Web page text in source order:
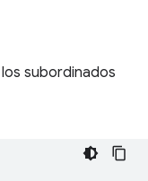
subordinados